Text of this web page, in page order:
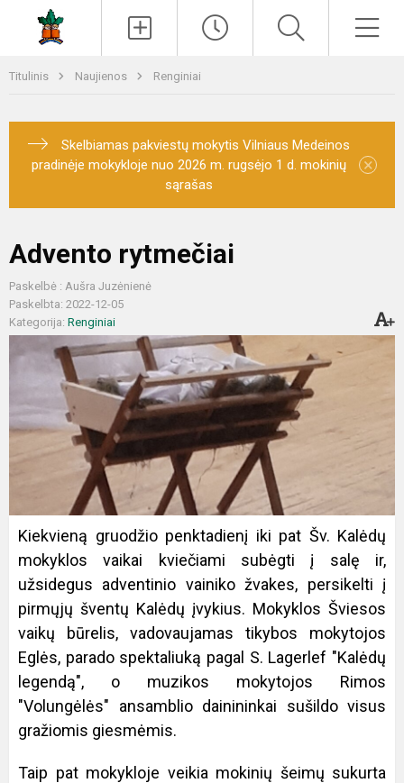
Titulinis Naujienos Renginiai
Skelbiamas pakviestų mokytis Vilniaus Medeinos
pradinėje mokykloje nuo 2026 m. rugsėjo 1 d. mokinių
sąrašas
×
Advento rytmečiai
Paskelbė : Aušra Juzėnienė
Paskelbta: 2022-12-05
Kategorija: Renginiai
Kiekvieną gruodžio penktadienį iki pat Šv. Kalėdų
mokyklos vaikai kviečiami subėgti į salę ir,
užsidegus adventinio vainiko žvakes, persikelti į
pirmųjų šventų Kalėdų įvykius. Mokyklos Šviesos
vaikų būrelis, vadovaujamas tikybos mokytojos
Eglės, parado spektaliuką pagal S. Lagerlef "Kalėdų
legendą", o muzikos mokytojos Rimos
"Volungėlės" ansamblio dainininkai sušildo visus
gražiomis giesmėmis.
Taip pat mokykloje veikia mokinių šeimų sukurta